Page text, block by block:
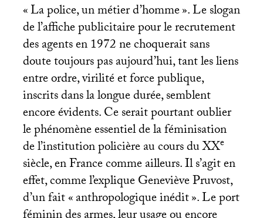
«La police, un métier d’homme». Le slogan
de l’affiche publicitaire pour le recrutement
des agents en 1972 ne choquerait sans
doute toujours pas aujourd’hui, tant les liens
entre ordre, virilité et force publique,
inscrits dans la longue durée, semblent
encore évidents. Ce serait pourtant oublier
le phénomène essentiel de la féminisation
de l’institution policière au cours duXXe
siècle, en France comme ailleurs. Il s’agit en
effet, comme l’explique Geneviève Pruvost,
d’un fait «anthropologique inédit». Le port